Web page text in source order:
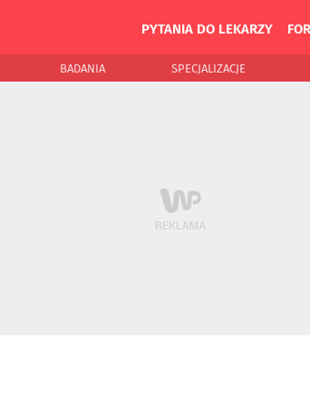
PYTANIA DO LEKARZY
BADANIA SPECJALIZACJE